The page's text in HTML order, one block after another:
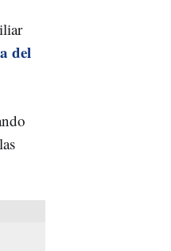
del